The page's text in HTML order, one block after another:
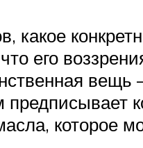
какое
его
вещь
которое